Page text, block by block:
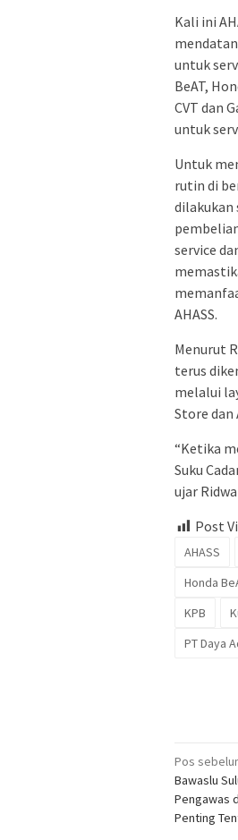
Kali ini
untuk
BeAT,
CVT dan
untuk
Untuk
rutin di
dilakukan
service
AHASS.
Menurut
terus
melalui
Store dan
“Ketika
Suku
ujar
Post
AHASS
Honda
KPB
PT Daya
pos
Pos
Bawaslu
Pengawas
Penting